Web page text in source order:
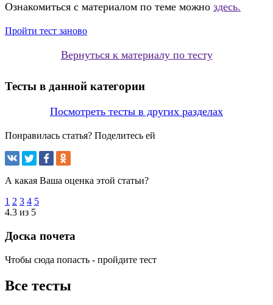
Ознакомиться с материалом по теме можно здесь.
Пройти тест заново
Вернуться к материалу по тесту
Тесты в данной категории
Посмотреть тесты в других разделах
Понравилась статья? Поделитесь ей
А какая Ваша оценка этой статьи?
1 2 3 4 5
4.3 из 5
Доска почета
Чтобы сюда попасть - пройдите тест
Все тесты